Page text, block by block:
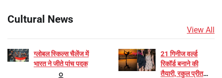
Cultural News
View All
ग्लोबल स्किल्स चैलेंज में
भारत ने जीते पांच पदक
21 गिनीज वर्ल्ड
रिकॉर्ड बनाने की
तैयारी, रकुल प्रीत